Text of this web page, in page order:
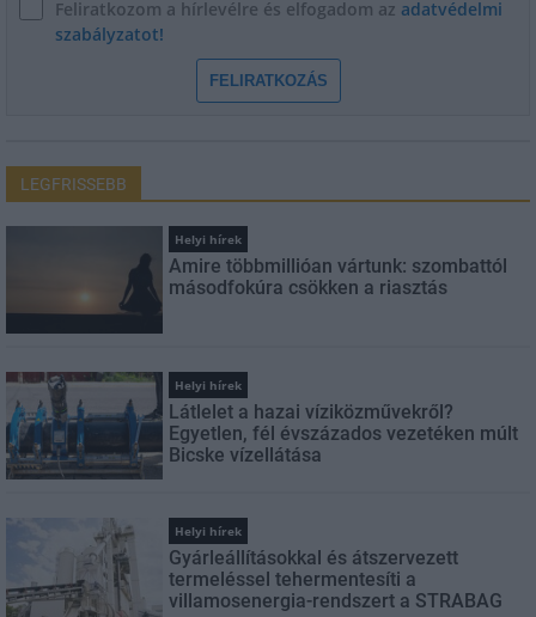
Feliratkozom a hírlevélre és elfogadom az adatvédelmi
szabályzatot!
FELIRATKOZÁS
LEGFRISSEBB
Helyi hírek
Amire többmillióan vártunk: szombattól
másodfokúra csökken a riasztás
Helyi hírek
Látlelet a hazai víziközművekről?
Egyetlen, fél évszázados vezetéken múlt
Bicske vízellátása
Helyi hírek
Gyárleállításokkal és átszervezett
termeléssel tehermentesíti a
villamosenergia-rendszert a STRABAG